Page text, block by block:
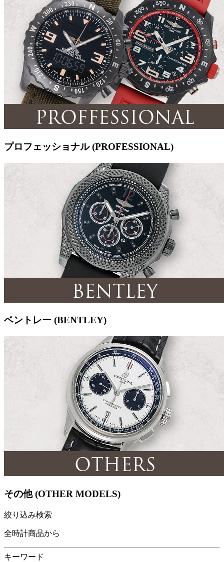
プロフェッショナル (PROFESSIONAL)
ベントレー (BENTLEY)
その他 (OTHER MODELS)
絞り込み検索
全時計商品から
キーワード